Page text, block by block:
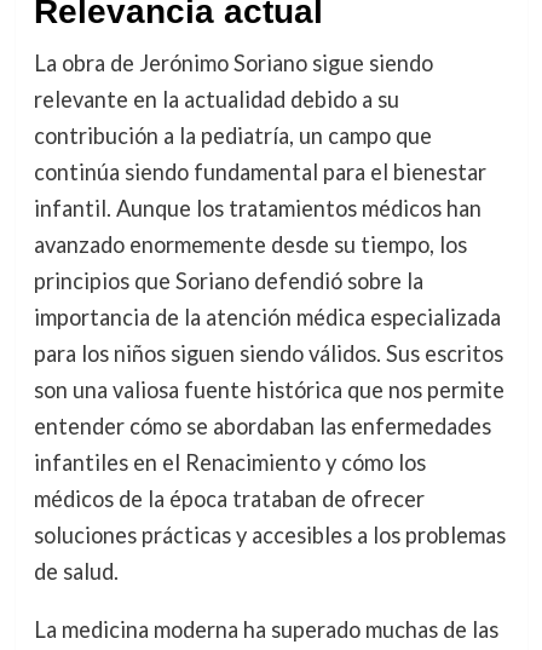
Relevancia actual
La obra de Jerónimo Soriano sigue siendo
relevante en la actualidad debido a su
contribución a la pediatría, un campo que
continúa siendo fundamental para el bienestar
infantil. Aunque los tratamientos médicos han
avanzado enormemente desde su tiempo, los
principios que Soriano defendió sobre la
importancia de la atención médica especializada
para los niños siguen siendo válidos. Sus escritos
son una valiosa fuente histórica que nos permite
entender cómo se abordaban las enfermedades
infantiles en el Renacimiento y cómo los
médicos de la época trataban de ofrecer
soluciones prácticas y accesibles a los problemas
de salud.
La medicina moderna ha superado muchas de las